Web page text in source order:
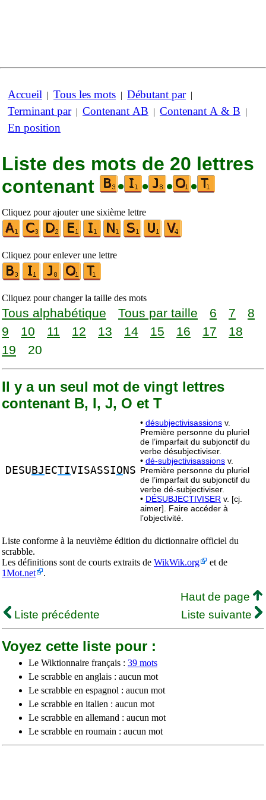
Accueil | Tous les mots | Débutant par|
Terminant par| Contenant AB | Contenant A & B |
En position
Liste des mots de 20 lettres
contenant
• • • •
Cliquez pour ajouter une sixième lettre
Cliquez pour enlever une lettre
Cliquez pour changer la taille des mots
Tous alphabétique Tous par taille 6 7
8
9
10 11 12 13 14 15 16 17
18
19
20
Il y a un seul mot de vingt lettres
contenant B, I, J, O et T
DESU BJ ECTIVISASSIO NS
• désubjectivisassions v.
Première personne du pluriel
de l’imparfait du subjonctif du
verbe désubjectiviser.
• dé-subjectivisassions v.
Première personne du pluriel
de l’imparfait du subjonctif du
verbe dé-subjectiviser.
• DÉSUBJECTIVISER v. [cj.
aimer]. Faire accéder à
l’objectivité.
Liste conforme à la neuvième édition du dictionnaire officiel du
scrabble.
Les définitions sont de courts extraits de WikWik.org
et de
1Mot.net
.
Haut de page
Liste précédente
Liste suivante
Voyez cette liste pour :
Le Wiktionnaire français : 39 mots
Le scrabble en anglais : aucun mot
Le scrabble en espagnol : aucun mot
Le scrabble en italien : aucun mot
Le scrabble en allemand : aucun mot
Le scrabble en roumain : aucun mot